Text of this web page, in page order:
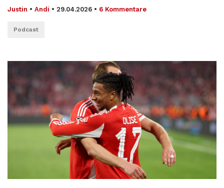
Justin • Andi • 29.04.2026 • 6 Kommentare
Podcast